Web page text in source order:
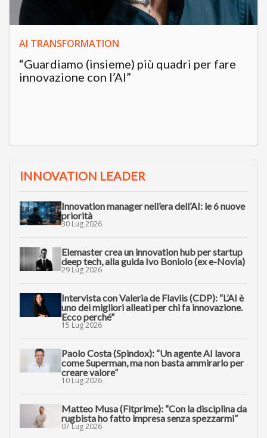
AI TRANSFORMATION
“Guardiamo (insieme) più quadri per fare
innovazione con l’AI”
INNOVATION LEADER
Innovation manager nell’era dell’AI: le 6 nuove
priorità
30 Lug 2026
Elemaster crea un innovation hub per startup
deep tech, alla guida Ivo Boniolo (ex e-Novia)
29 Lug 2026
Intervista con Valeria de Flaviis (CDP): “L’AI è
uno dei migliori alleati per chi fa innovazione.
Ecco perché”
15 Lug 2026
Paolo Costa (Spindox): “Un agente AI lavora
come Superman, ma non basta ammirarlo per
creare valore”
10 Lug 2026
Matteo Musa (Fitprime): “Con la disciplina da
rugbista ho fatto impresa senza spezzarmi”
07 Lug 2026